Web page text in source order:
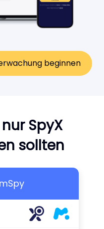
beginnen
SpyX
sollten